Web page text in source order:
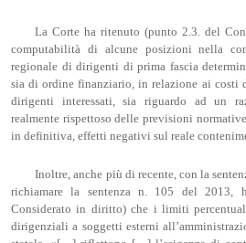
La Corte ha ritenuto (punto 2.3. del
computabilità di alcune posizioni nella
regionale di dirigenti di prima fascia
sia di ordine finanziario, in relazione ai costi
dirigenti interessati, sia riguardo ad un
realmente rispettoso delle previsioni
in definitiva, effetti negativi sul reale
Inoltre, anche più di recente, con la
richiamare la sentenza n. 105 del 2013,
Considerato in diritto) che i limiti
dirigenziali a soggetti esterni